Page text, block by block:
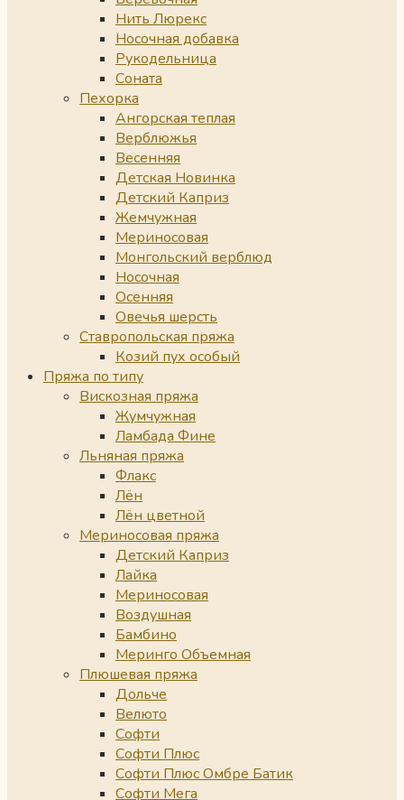
Нить Люрекс
Носочная добавка
Рукодельница
Соната
Пехорка
Ангорская теплая
Верблюжья
Весенняя
Детская Новинка
Детский Каприз
Жемчужная
Мериносовая
Монгольский верблюд
Носочная
Осенняя
Овечья шерсть
Ставропольская пряжа
Козий пух особый
Пряжа по типу
Вискозная пряжа
Жумчужная
Ламбада Фине
Льняная пряжа
Флакс
Лён
Лён цветной
Мериносовая пряжа
Детский Каприз
Лайка
Мериносовая
Воздушная
Бамбино
Меринго Объемная
Плюшевая пряжа
Дольче
Велюто
Софти
Софти Плюс
Софти Плюс Омбре Батик
Софти Мега